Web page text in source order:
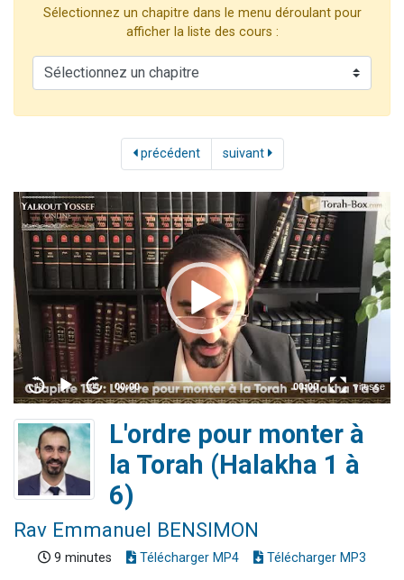
Il reste 49 places pour étudier en groupe sur Zoom
3 personnes viennent de nous rejoindre sur WhatsApp
Sélectionnez un chapitre dans le menu déroulant pour
afficher la liste des cours :
précédent suivant
L'ordre pour monter à
la Torah (Halakha 1 à
6)
Rav Emmanuel BENSIMON
9 minutes Télécharger MP4 Télécharger MP3